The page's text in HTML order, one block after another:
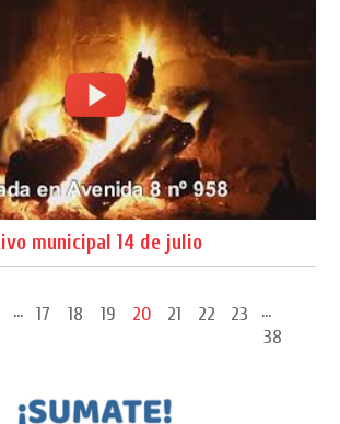
municipal 14 de julio
... 17 18 19 20 21 22 23
...
38